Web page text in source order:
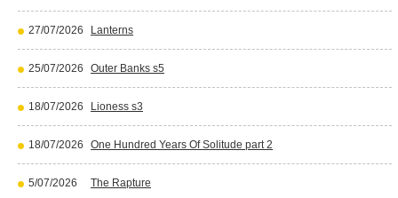
27/07/2026 Lanterns
25/07/2026 Outer Banks s5
18/07/2026 Lioness s3
18/07/2026 One Hundred Years Of Solitude part 2
5/07/2026 The Rapture